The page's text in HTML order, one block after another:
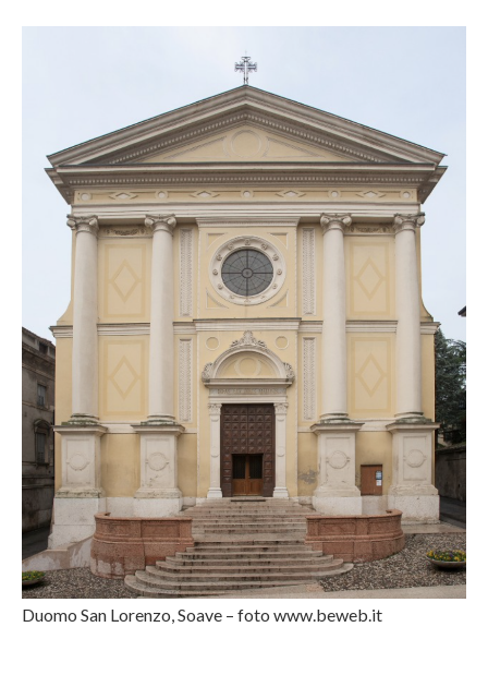
Duomo San Lorenzo, Soave – foto www.beweb.it